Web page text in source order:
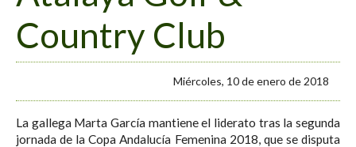
Country Club
Miércoles, 10 de enero de 2018
La gallega Marta García mantiene el liderato tras la segunda
jornada de la Copa Andalucía Femenina 2018, que se disputa